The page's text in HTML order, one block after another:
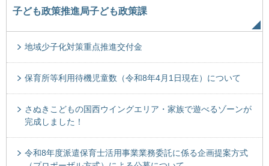
子ども政策推進局子ども政策課
地域少子化対策重点推進交付金
保育所等利用待機児童数（令和8年4月1日現在）について
さぬきこどもの国西ウイングエリア・家族で遊べるゾーンが
完成しました！
令和8年度派遣保育士活用事業業務委託に係る企画提案方式